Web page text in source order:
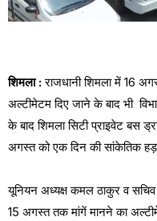
शिमला :राजधानी शिमला में 16
अल्टीमेटम दिए जाने के बाद भी
के बाद शिमला सिटी प्राइवेट बस
अगस्त को एक दिन की सांकेतिक
यूनियन अध्यक्ष कमल ठाकुर व
15 अगस्त तक मांगें मानने का